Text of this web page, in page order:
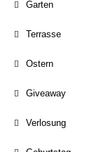
Garten
Terrasse
Ostern
Giveaway
Verlosung